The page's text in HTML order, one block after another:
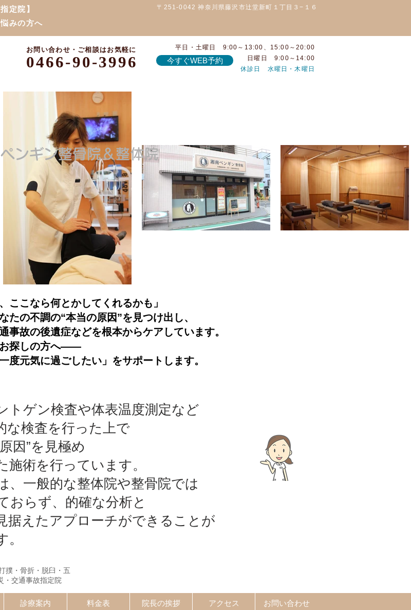
定院】
みの方へ
〒251-0042 神奈川県藤沢市辻堂新町１丁目３−１６
0466-90-3996
お問い合わせ・ご相談はお気軽に
平日・土曜日 9:00～13:00、15:00～20:00
日曜日 9:00～14:00
休診日 水曜日・木曜日
今すぐWEB予約
ンギン整骨院＆整体院
ここなら何とかしてくれるかも」
の不調の“本当の原因”を見つけ出し、
事故の後遺症などを根本からケアしています。
お探しの方へ――
元気に過ごしたい」をサポートします。
トゲン検査や体表温度測定など
な検査を行った上で
因”を見極め
施術を行っています。
、一般的な整体院や整骨院では
おらず、的確な分析と
据えたアプローチができることが
撲・骨折・脱臼・五
・交通事故指定院
診療案内 料金表 院長の挨拶 アクセス お問い合わせ